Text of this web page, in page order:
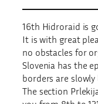
16th Hidroraid is
It is with great
no obstacles for
Slovenia has the
borders are slowly
The section